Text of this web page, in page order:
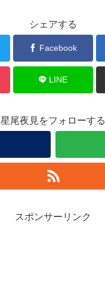
シェアする
Facebook
LINE
星尾夜見をフォローする
スポンサーリンク